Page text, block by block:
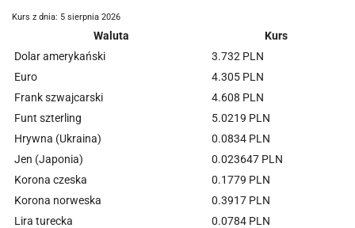
Kurs z dnia: 5 sierpnia 2026
Waluta
Kurs
Dolar amerykański
3.732 PLN
Euro
4.305 PLN
Frank szwajcarski
4.608 PLN
Funt szterling
5.0219 PLN
Hrywna (Ukraina)
0.0834 PLN
Jen (Japonia)
0.023647 PLN
Korona czeska
0.1779 PLN
Korona norweska
0.3917 PLN
Lira turecka
0.0784 PLN